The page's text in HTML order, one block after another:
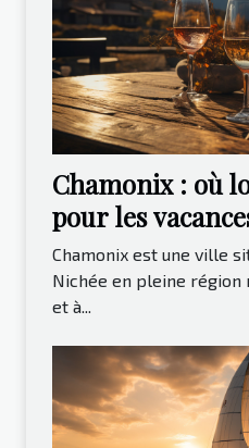
Chamonix : où
pour les
Chamonix est une ville
Nichée en pleine région
et à...